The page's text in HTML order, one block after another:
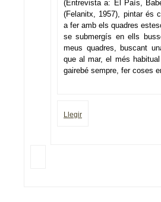
(Entrevista a: El País,
(Felanitx, 1957), pintar és
a fer amb els quadres
se submergís en ells
meus quadres, buscant
que al mar, el més
gairebé sempre, fer coses
Llegir